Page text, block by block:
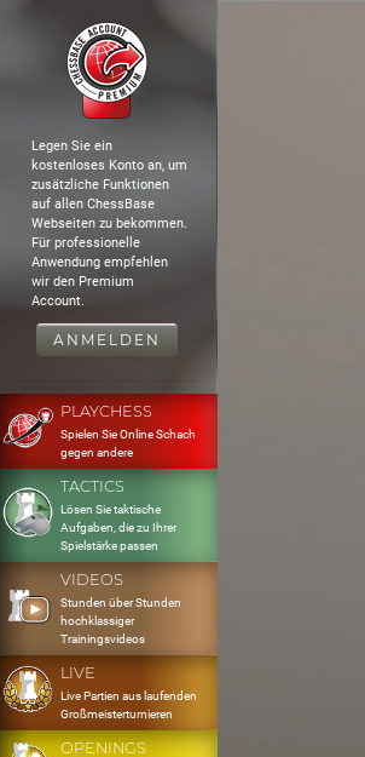
Legen Sie ein
kostenloses Konto an, um
zusätzliche Funktionen
auf allen ChessBase
Webseiten zu bekommen.
Für professionelle
Anwendung empfehlen
wir den Premium
Account.
ANMELDEN
PLAYCHESS
Spielen Sie Online Schach
gegen andere
TACTICS
Lösen Sie taktische
Aufgaben, die zu Ihrer
Spielstärke passen
VIDEOS
Stunden über Stunden
hochklassiger
Trainingsvideos
LIVE
Live Partien aus laufenden
Großmeisterturnieren
OPENINGS